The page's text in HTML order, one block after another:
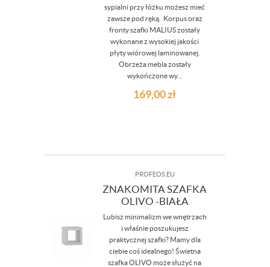
sypialni przy łóżku możesz mieć
zawsze pod ręką. Korpus oraz
fronty szafki MALIUS zostały
wykonane z wysokiej jakości
płyty wiórowej laminowanej.
Obrzeża mebla zostały
wykończone wy...
169,00zł
PROFEOS.EU
ZNAKOMITA SZAFKA
OLIVO -BIAŁA
Lubisz minimalizm we wnętrzach
i właśnie poszukujesz
praktycznej szafki? Mamy dla
ciebie coś idealnego! Świetna
szafka OLIVO może służyć na